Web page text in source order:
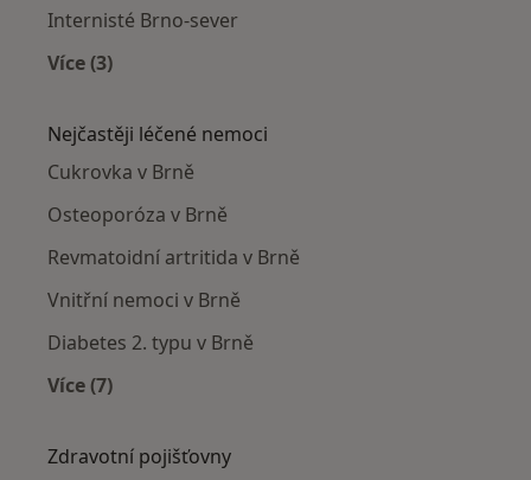
Internisté Brno-sever
Více (3)
Nejčastěji léčené nemoci
Cukrovka v Brně
Osteoporóza v Brně
Revmatoidní artritida v Brně
Vnitřní nemoci v Brně
Diabetes 2. typu v Brně
Více (7)
Zdravotní pojišťovny